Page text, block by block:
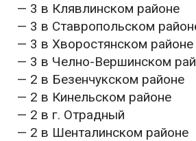
— 3 в Клявлинском районе
— 3 в Ставропольском
— 3 в Хворостянском районе
— 3 в Челно-Вершинском
— 2 в Безенчукском районе
— 2 в Кинельском районе
— 2 в г. Отрадный
— 2 в Шенталинском районе